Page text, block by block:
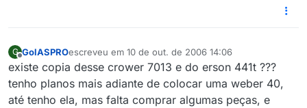
G
Offline
GolASPROescreveu em 10 de out. de 2006 14:06
última edição por
existe copia desse crower 7013 e do erson 441t ???
tenho planos mais adiante de colocar uma weber 40,
até tenho ela, mas falta comprar algumas peças, e